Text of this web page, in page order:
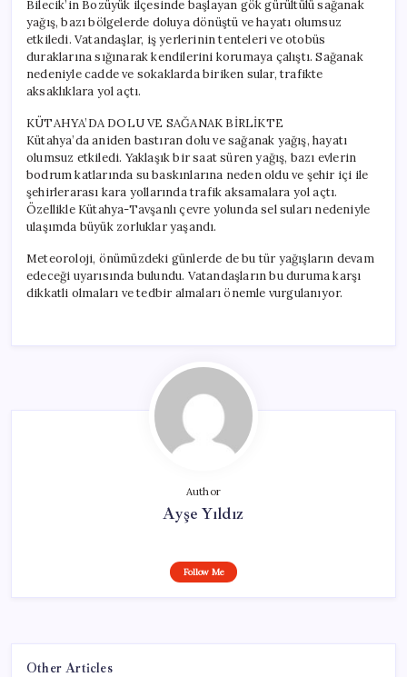
Bilecik’in Bozüyük ilçesinde başlayan gök gürültülü sağanak
yağış, bazı bölgelerde doluya dönüştü ve hayatı olumsuz
etkiledi. Vatandaşlar, iş yerlerinin tenteleri ve otobüs
duraklarına sığınarak kendilerini korumaya çalıştı. Sağanak
nedeniyle cadde ve sokaklarda biriken sular, trafikte
aksaklıklara yol açtı.
KÜTAHYA’DA DOLU VE SAĞANAK BİRLİKTE
Kütahya’da aniden bastıran dolu ve sağanak yağış, hayatı
olumsuz etkiledi. Yaklaşık bir saat süren yağış, bazı evlerin
bodrum katlarında su baskınlarına neden oldu ve şehir içi ile
şehirlerarası kara yollarında trafik aksamalara yol açtı.
Özellikle Kütahya-Tavşanlı çevre yolunda sel suları nedeniyle
ulaşımda büyük zorluklar yaşandı.
Meteoroloji, önümüzdeki günlerde de bu tür yağışların devam
edeceği uyarısında bulundu. Vatandaşların bu duruma karşı
dikkatli olmaları ve tedbir almaları önemle vurgulanıyor.
Author
Ayşe Yıldız
Follow Me
Other Articles